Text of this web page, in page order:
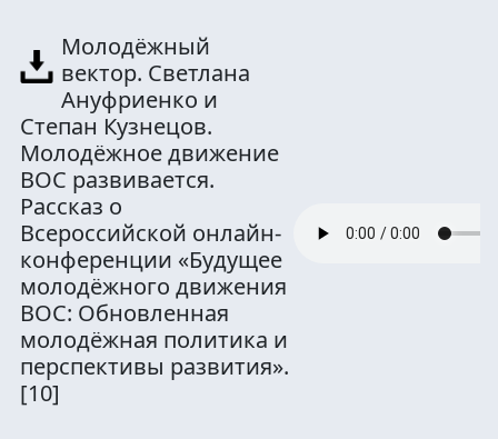
Молодёжный
вектор. Светлана
Ануфриенко и
Степан Кузнецов.
Молодёжное движение
ВОС развивается.
Рассказ о
Всероссийской онлайн-
конференции «Будущее
молодёжного движения
ВОС: Обновленная
молодёжная политика и
перспективы развития».
[10]